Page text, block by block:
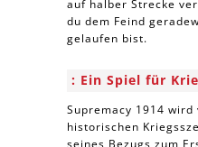
auf halber Strecke
du dem Feind
gelaufen bist.
Ein Spiel für
Supremacy 1914 wird
historischen
seines Bezugs zum